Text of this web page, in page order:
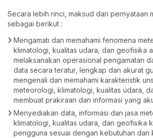
Secara lebih rinci, maksud dari pernyataan
sebagai berikut :
Mengamati dan memahami fenomena
klimatologi, kualitas udara, dan geofisika
melaksanakan operasional pengamatan
data secara teratur, lengkap dan akurat
mengenali dan memahami karakteristik
meteorologi, klimatologi, kualitas udara,
membuat prakiraan dan informasi yang
Menyediakan data, informasi dan jasa
klimatologi, kualitas udara, dan geofisika
pengguna sesuai dengan kebutuhan dan